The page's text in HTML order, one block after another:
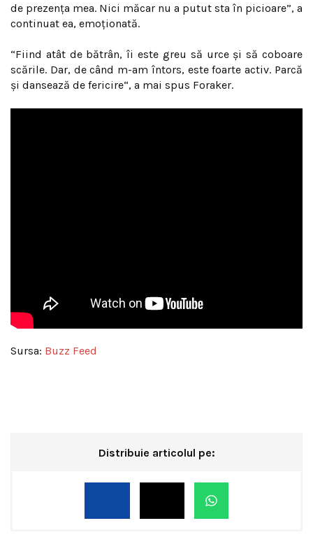
de prezența mea. Nici măcar nu a putut sta în picioare”, a
continuat ea, emoționată.
“Fiind atât de bătrân, îi este greu să urce și să coboare
scările. Dar, de când m-am întors, este foarte activ. Parcă
și dansează de fericire“, a mai spus Foraker.
Sursa: Buzz Feed
Distribuie articolul pe: